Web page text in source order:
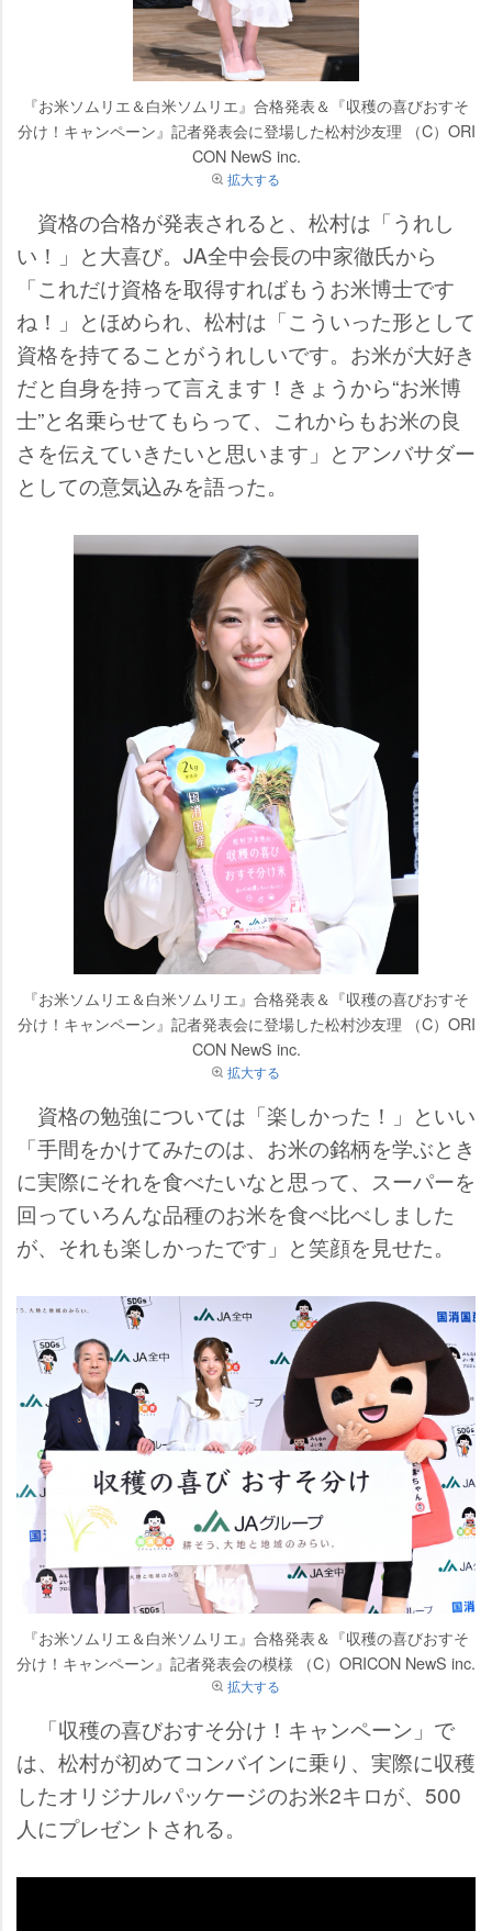
『お米ソムリエ＆白米ソムリエ』合格発表＆『収穫の喜びおすそ
分け！キャンペーン』記者発表会に登場した松村沙友理 （C）ORI
CON NewS inc.
拡大する
資格の合格が発表されると、松村は「うれし
い！」と大喜び。JA全中会長の中家徹氏から
「これだけ資格を取得すればもうお米博士です
ね！」とほめられ、松村は「こういった形として
資格を持てることがうれしいです。お米が大好き
だと自身を持って言えます！きょうから“お米博
士”と名乗らせてもらって、これからもお米の良
さを伝えていきたいと思います」とアンバサダー
としての意気込みを語った。
『お米ソムリエ＆白米ソムリエ』合格発表＆『収穫の喜びおすそ
分け！キャンペーン』記者発表会に登場した松村沙友理 （C）ORI
CON NewS inc.
拡大する
資格の勉強については「楽しかった！」といい
「手間をかけてみたのは、お米の銘柄を学ぶとき
に実際にそれを食べたいなと思って、スーパーを
回っていろんな品種のお米を食べ比べしました
が、それも楽しかったです」と笑顔を見せた。
『お米ソムリエ＆白米ソムリエ』合格発表＆『収穫の喜びおすそ
分け！キャンペーン』記者発表会の模様 （C）ORICON NewS inc.
拡大する
「収穫の喜びおすそ分け！キャンペーン」で
は、松村が初めてコンバインに乗り、実際に収穫
したオリジナルパッケージのお米2キロが、500
人にプレゼントされる。